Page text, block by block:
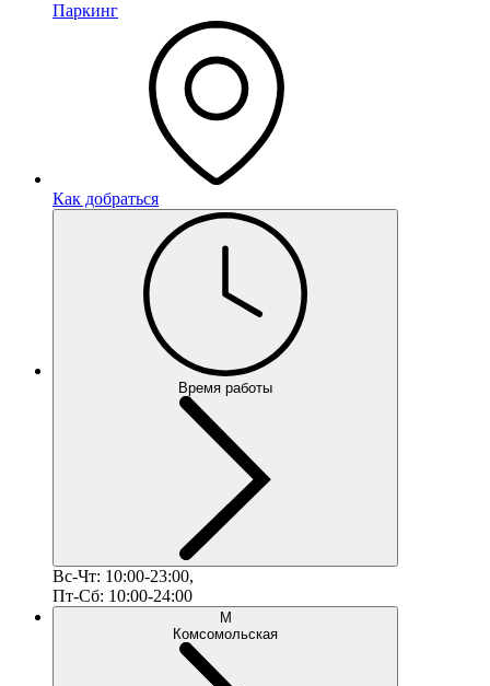
Паркинг
Как добраться
Время работы
Вс-Чт: 10:00-23:00,
Пт-Сб: 10:00-24:00
М
Комсомольская